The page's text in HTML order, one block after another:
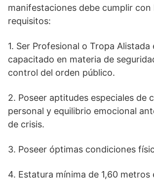
manifestaciones debe cumplir con
requisitos:
1. Ser Profesional o Tropa
capacitado en materia de
control del orden público.
2. Poseer aptitudes especiales de
personal y equilibrio emocional
de crisis.
3. Poseer óptimas condiciones
4. Estatura mínima de 1,60 metros